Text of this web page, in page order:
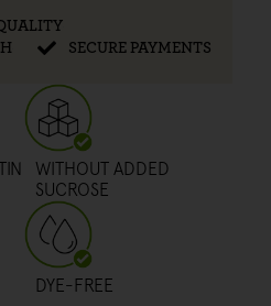
SECURE PAYMENTS
WITHOUT ADDED
SUCROSE
DYE-FREE